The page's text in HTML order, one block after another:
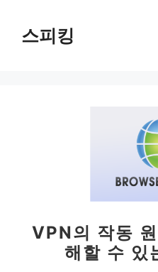
스피킹
VPN의 작동
해할 수 있